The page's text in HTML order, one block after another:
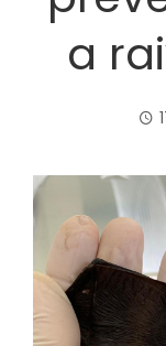
a